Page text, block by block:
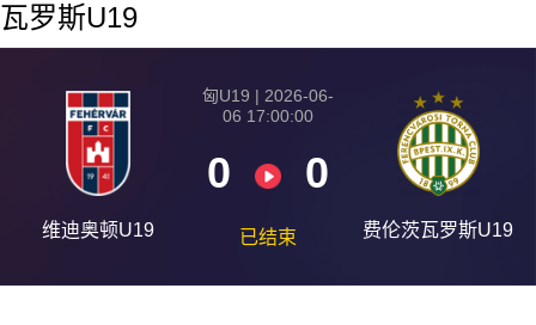
瓦罗斯U19
维迪奥顿U19
匈U19 | 2026-06-
06 17:00:00
0 0
已结束 费伦茨瓦罗斯U19